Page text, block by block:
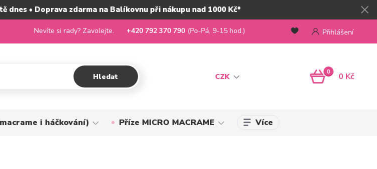
dnes • Doprava zdarma na Balíkovnu při nákupu nad 1000 Kč*
CZK
Přihlášení
Hledat
Nevíte si rady? Zavolejte. +420 792 370 790 (Po-Pá, 9-15 hod.)
0 0 Kč
i háčkování) Příze MICRO MACRAME Více